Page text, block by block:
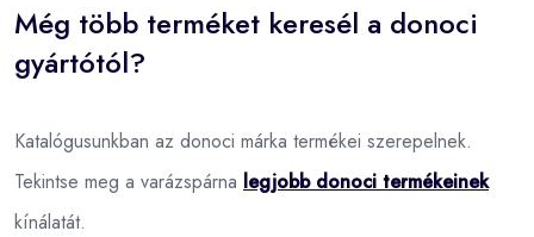
Még több terméket keresél a donoci
gyártótól?
Katalógusunkban az donoci márka termékei szerepelnek.
Tekintse meg a varázspárna legjobb donoci termékeinek
kínálatát.